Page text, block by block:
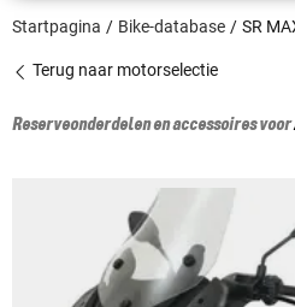
Startpagina Bike-database SR
Terug naar motorselectie
Reserveonderdelen en accessoires voor